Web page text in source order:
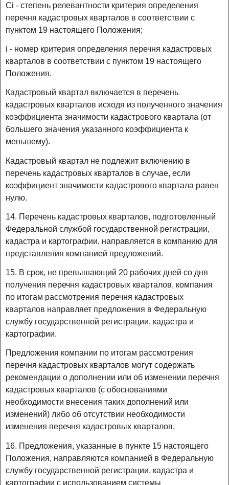
Ci - степень релевантности критерия определения
перечня кадастровых кварталов в соответствии с
пунктом 19 настоящего Положения;
i - номер критерия определения перечня кадастровых
кварталов в соответствии с пунктом 19 настоящего
Положения.
Кадастровый квартал включается в перечень
кадастровых кварталов исходя из полученного значения
коэффициента значимости кадастрового квартала (от
большего значения указанного коэффициента к
меньшему).
Кадастровый квартал не подлежит включению в
перечень кадастровых кварталов в случае, если
коэффициент значимости кадастрового квартала равен
нулю.
14. Перечень кадастровых кварталов, подготовленный
Федеральной службой государственной регистрации,
кадастра и картографии, направляется в компанию для
представления компанией предложений.
15. В срок, не превышающий 20 рабочих дней со дня
получения перечня кадастровых кварталов, компания
по итогам рассмотрения перечня кадастровых
кварталов направляет предложения в Федеральную
службу государственной регистрации, кадастра и
картографии.
Предложения компании по итогам рассмотрения
перечня кадастровых кварталов могут содержать
рекомендации о дополнении или об изменении перечня
кадастровых кварталов (с обоснованиями
необходимости внесения таких дополнений или
изменений) либо об отсутствии необходимости
изменения перечня кадастровых кварталов.
16. Предложения, указанные в пункте 15 настоящего
Положения, направляются компанией в Федеральную
службу государственной регистрации, кадастра и
картографии с использованием системы